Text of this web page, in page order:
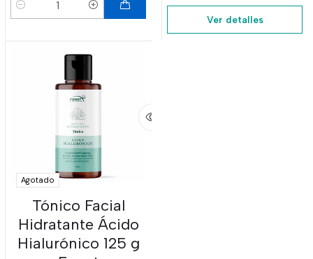
Cantidad Ver detalles
Agotado
Tónico Facial
Hidratante Ácido
Hialurónico 125 g